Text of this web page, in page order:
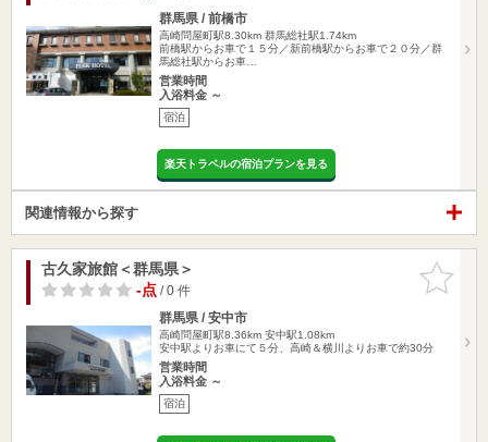
群馬県 / 前橋市
高崎問屋町駅8.30km 群馬総社駅1.74km
前橋駅からお車で１５分／新前橋駅からお車で２０分／群
馬総社駅からお車…
営業時間
入浴料金 ～
宿泊
楽天トラベルの宿泊プランを見る
関連情報から探す
お気に入
りに追加
古久家旅館＜群馬県＞
-点/ 0 件
群馬県 / 安中市
高崎問屋町駅8.36km 安中駅1.08km
安中駅よりお車にて５分、高崎＆横川よりお車で約30分
営業時間
入浴料金 ～
宿泊